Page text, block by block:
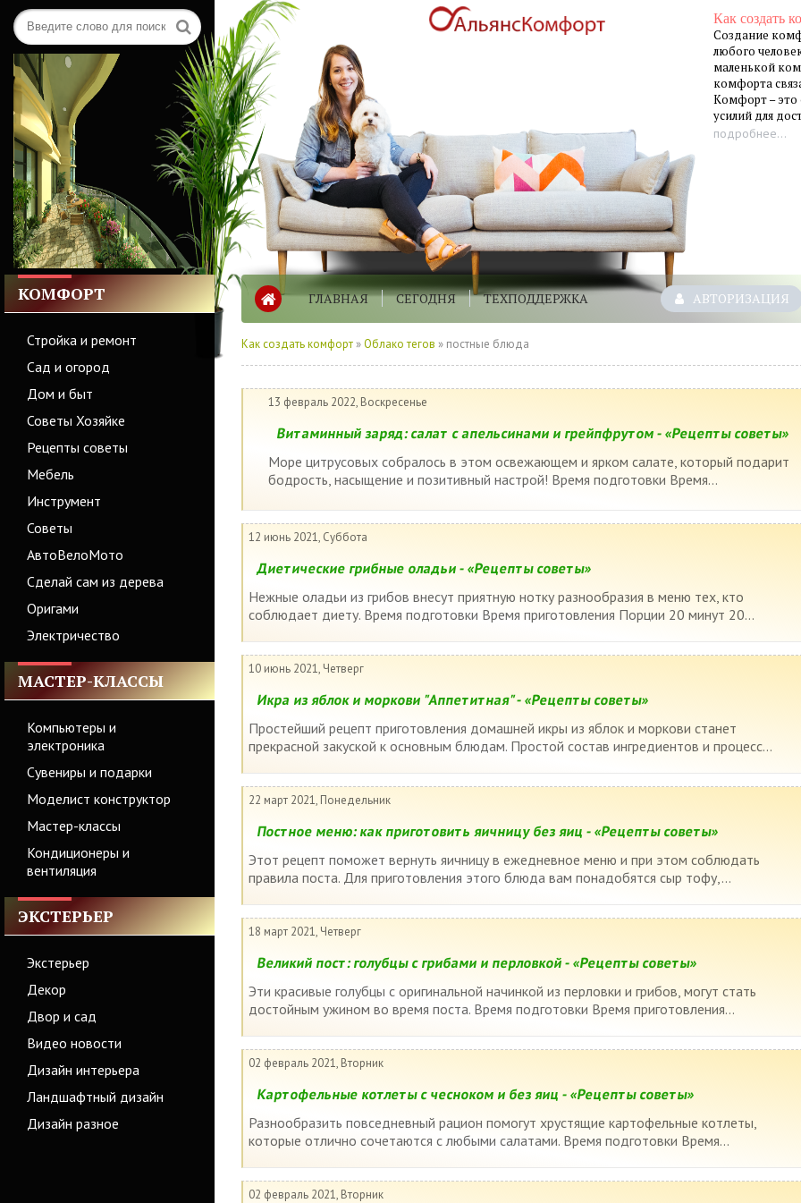
Как создать
Создание
любого
маленькой
комфорта
Комфорт – это
усилий для
подробнее...
КОМФОРТ
Стройка и ремонт
Сад и огород
Дом и быт
Советы Хозяйке
Рецепты советы
Мебель
Инструмент
Советы
АвтоВелоМото
Сделай сам из дерева
Оригами
Электричество
МАСТЕР-КЛАССЫ
Компьютеры и
электроника
Сувениры и подарки
Моделист конструктор
Мастер-классы
Кондиционеры и
вентиляция
ЭКСТЕРЬЕР
Экстерьер
Декор
Двор и сад
Видео новости
Дизайн интерьера
Ландшафтный дизайн
Дизайн разное
ГЛАВНАЯ СЕГОДНЯ ТЕХПОДДЕРЖКА АВТОРИЗАЦИЯ
Как создать комфорт »Облако тегов » постные блюда
13 февраль 2022, Воскресенье
Витаминный заряд: салат с апельсинами и грейпфрутом - «Рецепты советы»
Море цитрусовых собралось в этом освежающем и ярком салате, который подарит
бодрость, насыщение и позитивный настрой! Время подготовки Время...
12 июнь 2021, Суббота
Диетические грибные оладьи - «Рецепты советы»
Нежные оладьи из грибов внесут приятную нотку разнообразия в меню тех, кто
соблюдает диету. Время подготовки Время приготовления Порции 20 минут 20...
10 июнь 2021, Четверг
Икра из яблок и моркови "Аппетитная" - «Рецепты советы»
Простейший рецепт приготовления домашней икры из яблок и моркови станет
прекрасной закуской к основным блюдам. Простой состав ингредиентов и процесс...
22 март 2021, Понедельник
Постное меню: как приготовить яичницу без яиц - «Рецепты советы»
Этот рецепт поможет вернуть яичницу в ежедневное меню и при этом соблюдать
правила поста. Для приготовления этого блюда вам понадобятся сыр тофу,...
18 март 2021, Четверг
Великий пост: голубцы с грибами и перловкой - «Рецепты советы»
Эти красивые голубцы с оригинальной начинкой из перловки и грибов, могут стать
достойным ужином во время поста. Время подготовки Время приготовления...
02 февраль 2021, Вторник
Картофельные котлеты с чесноком и без яиц - «Рецепты советы»
Разнообразить повседневный рацион помогут хрустящие картофельные котлеты,
которые отлично сочетаются с любыми салатами. Время подготовки Время...
02 февраль 2021, Вторник